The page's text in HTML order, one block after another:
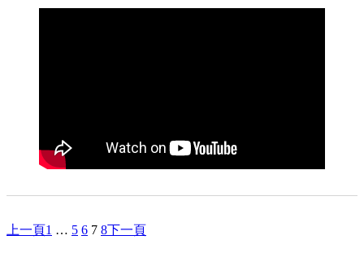
上一頁1 … 5 6 7 8下一頁